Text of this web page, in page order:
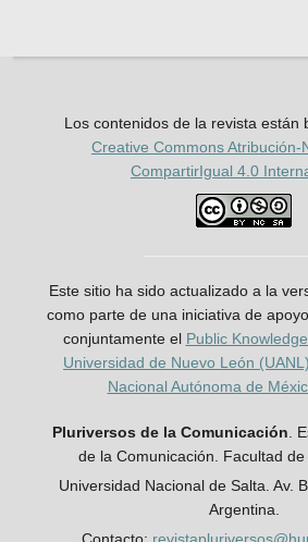
Los contenidos de la revista están
Creative Commons Atribución-
CompartirIgual 4.0
Este sitio ha sido actualizado a la
como parte de una iniciativa de
conjuntamente el Public
Universidad de Nuevo León (UANL)
Nacional Autónoma de
Pluriversos de la Comunicación.
de la Comunicación. Facultad
Universidad Nacional de Salta. Av.
Argentina.